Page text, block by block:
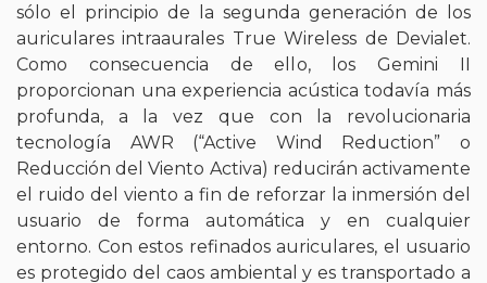
sólo el principio de la segunda generación de los
auriculares intraaurales True Wireless de Devialet.
Como consecuencia de ello, los Gemini II
proporcionan una experiencia acústica todavía más
profunda, a la vez que con la revolucionaria
tecnología AWR (“Active Wind Reduction” o
Reducción del Viento Activa) reducirán activamente
el ruido del viento a fin de reforzar la inmersión del
usuario de forma automática y en cualquier
entorno. Con estos refinados auriculares, el usuario
es protegido del caos ambiental y es transportado a